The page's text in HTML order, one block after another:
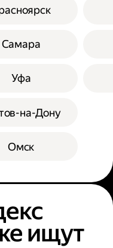
Самара
Уфа
на-Дону
Омск
ищут